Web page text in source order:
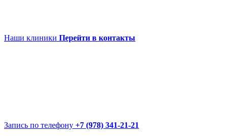
Наши клиники Перейти в контакты
Запись по телефону +7 (978) 341-21-21